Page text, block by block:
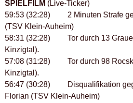
SPIELFILM (Live-Ticker)
59:53 (32:28) 2 Minuten Strafe
(TSV Klein-Auheim)
58:31 (32:28) Tor durch 13
Kinzigtal).
57:08 (31:28) Tor durch 98
Kinzigtal).
56:47 (30:28) Disqualifikation
Florian (TSV Klein-Auheim)